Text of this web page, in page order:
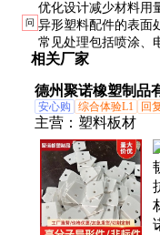
塑。
优化设计减少材料用
生产分摊成本。与供
问 异形塑料配件的表面
常见处理包括喷涂、
美观性、耐久性和成
相关厂家
德州聚诺橡塑制品
安心购 综合体验L1 回
主营： 塑料板材